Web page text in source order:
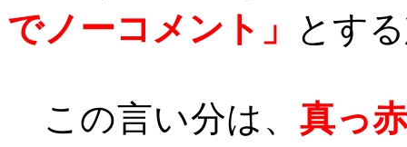
でノーコメント」
とす
この言い分は、 真っ